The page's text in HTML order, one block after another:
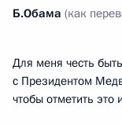
Б.Обама (как
Для меня честь
с Президентом
чтобы отметить